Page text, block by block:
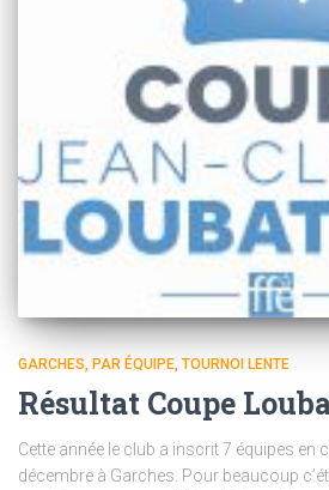
GARCHES PAR ÉQUIPE TOURNOI LENTE
Résultat Coupe
Cette année le club a inscrit 7 équipes en
décembre à Garches. Pour beaucoup